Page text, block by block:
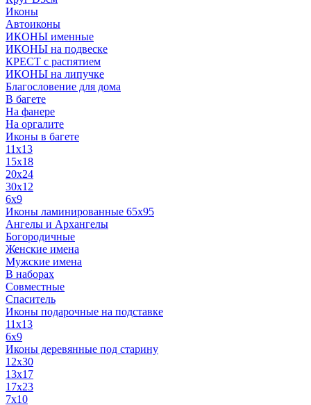
Иконы
Автоиконы
ИКОНЫ именные
ИКОНЫ на подвеске
КРЕСТ с распятием
ИКОНЫ на липучке
Благословение для дома
В багете
На фанере
На оргалите
Иконы в багете
11x13
15x18
20x24
30х12
6x9
Иконы ламинированные 65x95
Ангелы и Архангелы
Богородичные
Женские имена
Мужские имена
В наборах
Совместные
Спаситель
Иконы подарочные на подставке
11x13
6x9
Иконы деревянные под старину
12х30
13x17
17x23
7x10